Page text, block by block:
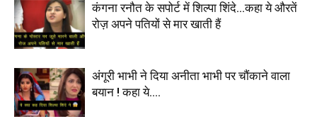
कंगना रनौत के सपोर्ट में शिल्पा शिंदे…कहा ये औरतें
रोज़ अपने पतियों से मार खाती हैं
अंगूरी भाभी ने दिया अनीता भाभी पर चौंकाने वाला
बयान ! कहा ये….